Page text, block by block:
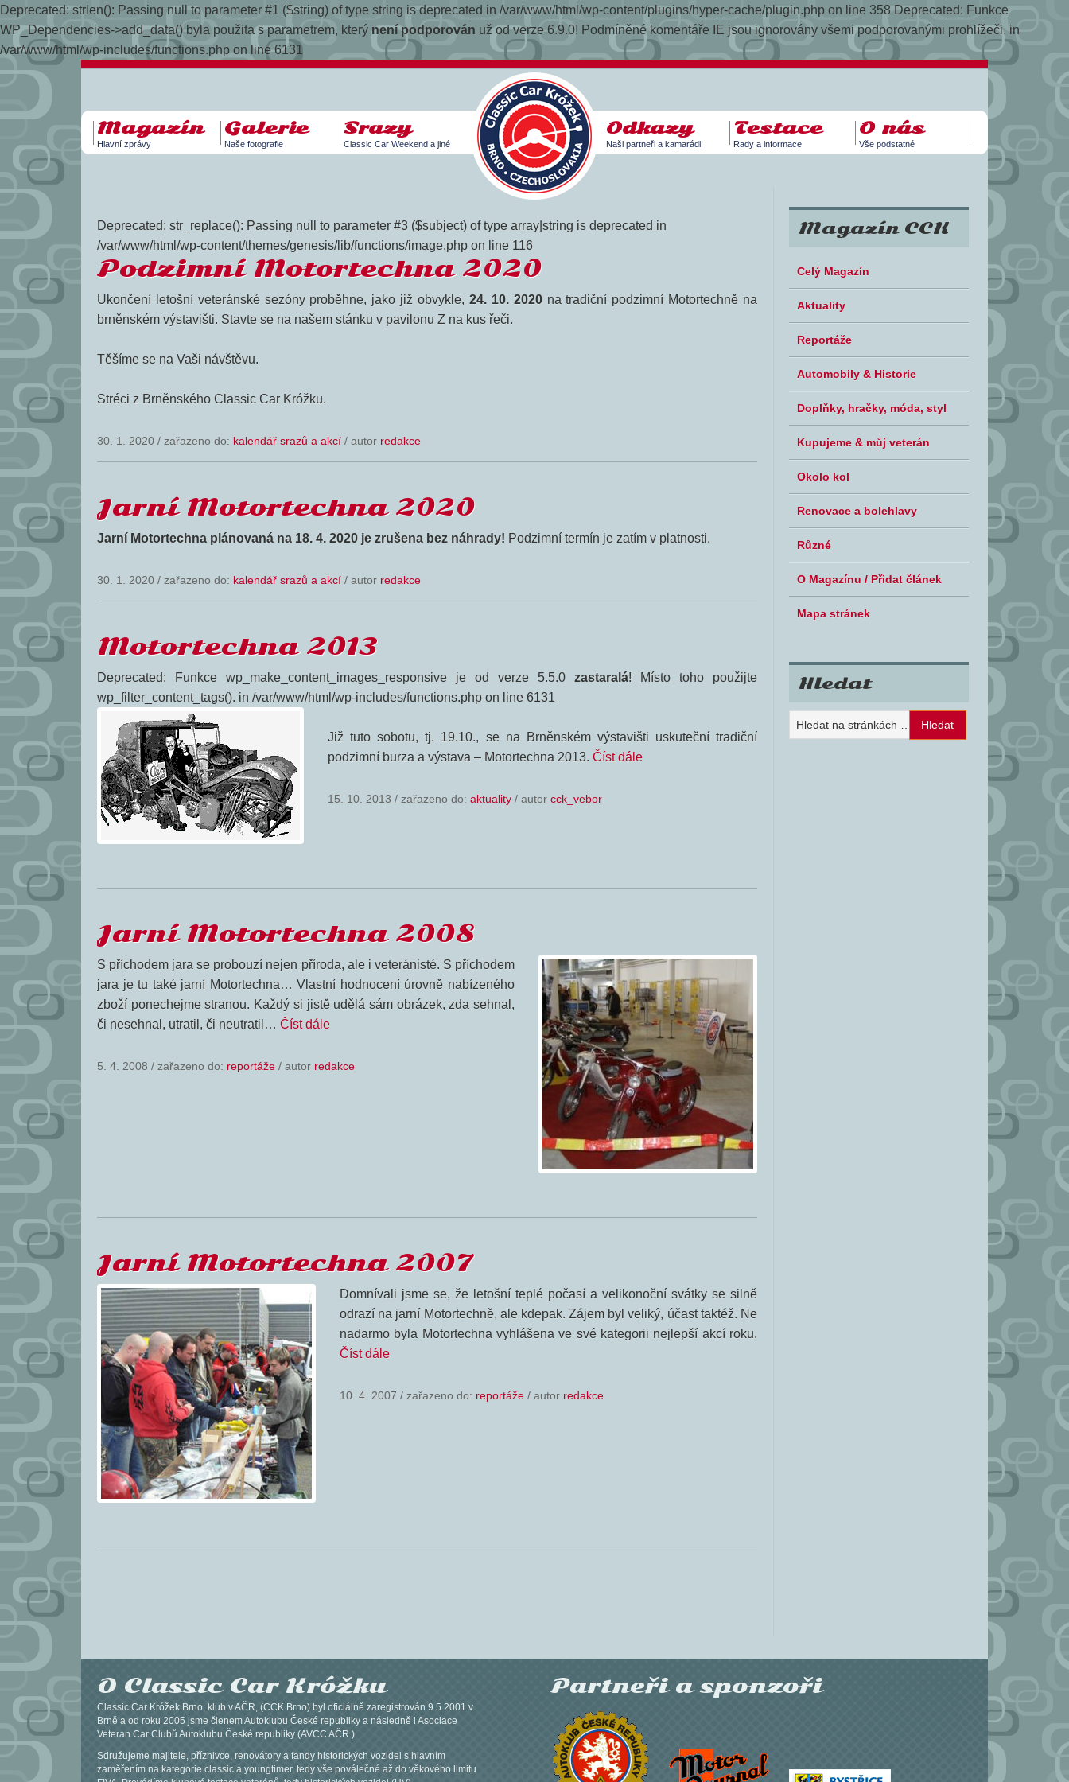
Deprecated: strlen(): Passing null to parameter #1 ($string) of type string is deprecated in /var/www/html/wp-content/plugins/hyper-cache/plugin.php on line 358 Deprecated: Funkce
WP_Dependencies->add_data() byla použita s parametrem, který není podporován už od verze 6.9.0! Podmíněné komentáře IE jsou ignorovány všemi podporovanými prohlížeči. in
/var/www/html/wp-includes/functions.php on line 6131
Magazín
Hlavní zprávy
Galerie
Naše fotografie
Srazy
Classic Car Weekend a jiné
Odkazy
Naši partneři a kamarádi
Testace
Rady a informace
O nás
Vše podstatné
Deprecated: str_replace(): Passing null to parameter #3 ($subject) of type array|string is deprecated in
/var/www/html/wp-content/themes/genesis/lib/functions/image.php on line 116
Podzimní Motortechna 2020
Ukončení letošní veteránské sezóny proběhne, jako již obvykle, 24. 10. 2020na tradiční podzimní Motortechně na
brněnském výstavišti. Stavte se na našem stánku v pavilonu Z na kus řeči.
Těšíme se na Vaši návštěvu.
Stréci z Brněnského Classic Car Króžku.
30. 1. 2020 / zařazeno do: kalendář srazů a akcí / autor redakce
Jarní Motortechna 2020
Jarní Motortechna plánovaná na 18. 4. 2020 je zrušena bez náhrady! Podzimní termín je zatím v platnosti.
30. 1. 2020 / zařazeno do: kalendář srazů a akcí / autor redakce
Motortechna 2013
Deprecated: Funkce wp_make_content_images_responsive je od verze 5.5.0 zastaralá! Místo toho použijte
wp_filter_content_tags(). in /var/www/html/wp-includes/functions.php on line 6131
Již tuto sobotu, tj. 19.10., se na Brněnském výstavišti uskuteční tradiční
podzimní burza a výstava – Motortechna 2013. Číst dále
15. 10. 2013 / zařazeno do: aktuality / autor cck_vebor
Jarní Motortechna 2008
S příchodem jara se probouzí nejen příroda, ale i veteránisté. S příchodem
jara je tu také jarní Motortechna… Vlastní hodnocení úrovně nabízeného
zboží ponechejme stranou. Každý si jistě udělá sám obrázek, zda sehnal,
či nesehnal, utratil, či neutratil… Číst dále
5. 4. 2008 / zařazeno do: reportáže / autor redakce
Jarní Motortechna 2007
Domnívali jsme se, že letošní teplé počasí a velikonoční svátky se silně
odrazí na jarní Motortechně, ale kdepak. Zájem byl veliký, účast taktéž. Ne
nadarmo byla Motortechna vyhlášena ve své kategorii nejlepší akcí roku.
Číst dále
10. 4. 2007 / zařazeno do: reportáže / autor redakce
Magazín CCK
Celý Magazín
Aktuality
Reportáže
Automobily & Historie
Doplňky, hračky, móda, styl
Kupujeme & můj veterán
Okolo kol
Renovace a bolehlavy
Různé
O Magazínu / Přidat článek
Mapa stránek
Hledat
O Classic Car Króžku
Classic Car Króžek Brno, klub v AČR, (CCK Brno) byl oficiálně zaregistrován 9.5.2001 v
Brně a od roku 2005 jsme členem Autoklubu České republiky a následně i Asociace
Veteran Car Clubů Autoklubu České republiky (AVCC AČR.)
Sdružujeme majitele, příznivce, renovátory a fandy historických vozidel s hlavním
zaměřením na kategorie classic a youngtimer, tedy vše poválečné až do věkového limitu
Partneři a sponzoři